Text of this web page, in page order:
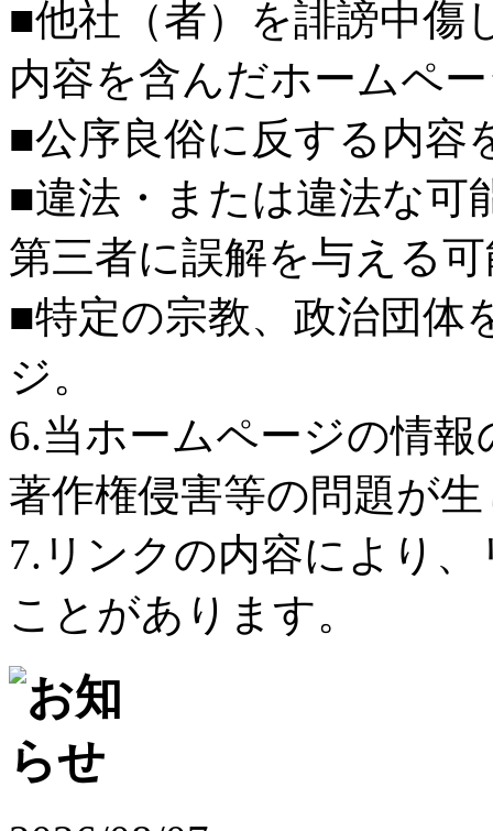
■他社（者）を誹謗中傷
内容を含んだホームペ
■公序良俗に反する内容
■違法・または違法な可
第三者に誤解を与える
■特定の宗教、政治団体
ジ。
6.当ホームページの情
著作権侵害等の問題が
7.リンクの内容により
ことがあります。